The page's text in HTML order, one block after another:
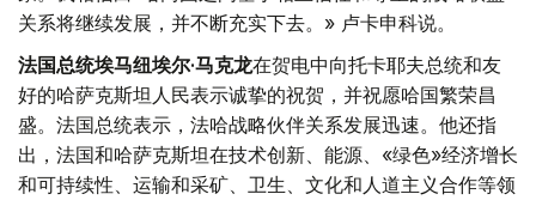
关系将继续发展，并不断充实下去。» 卢卡申科说。
法国总统埃马纽埃尔·马克龙在贺电中向托卡耶夫总统和友
好的哈萨克斯坦人民表示诚挚的祝贺，并祝愿哈国繁荣昌
盛。法国总统表示，法哈战略伙伴关系发展迅速。他还指
出，法国和哈萨克斯坦在技术创新、能源、«绿色»经济增长
和可持续性、运输和采矿、卫生、文化和人道主义合作等领